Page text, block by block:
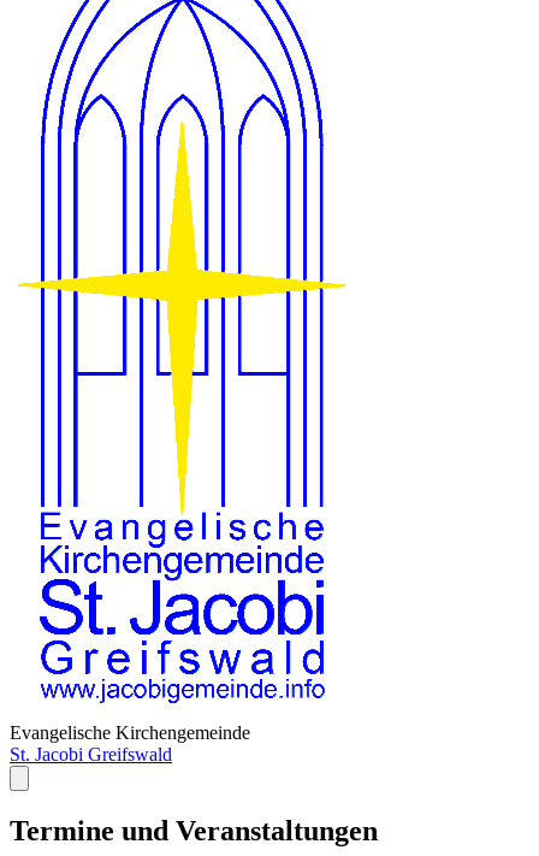
Evangelische Kirchengemeinde
St. Jacobi Greifswald
Termine und Veranstaltungen